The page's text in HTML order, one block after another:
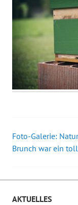
Beitrags-
Foto-Galerie:
Brunch war ein
AKTUELLES